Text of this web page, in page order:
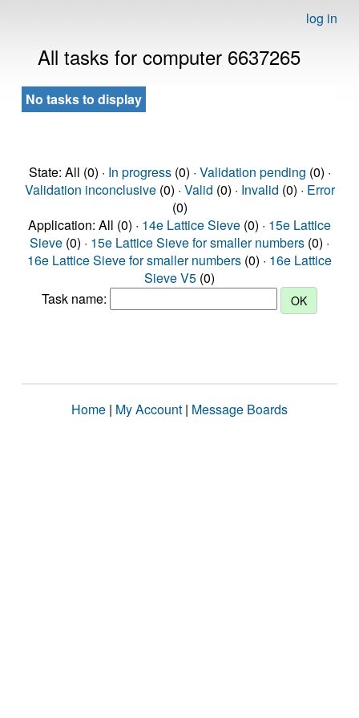
log in
All tasks for computer 6637265
No tasks to display
State: All (0) · In progress(0) · Validation pending (0) ·
Validation inconclusive(0) · Valid (0) · Invalid (0) · Error
(0)
Application: All (0) · 14e Lattice Sieve (0) · 15e Lattice
Sieve (0) · 15e Lattice Sieve for smaller numbers (0) ·
16e Lattice Sieve for smaller numbers (0) · 16e Lattice
Sieve V5 (0)
Task name:
Home | My Account | Message Boards